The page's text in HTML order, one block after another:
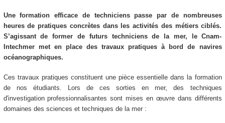
Une formation efficace de techniciens passe par de nombreuses
heures de pratiques concrètes dans les activités des métiers ciblés.
S’agissant de former de futurs techniciens de la mer, le Cnam-
Intechmer met en place des travaux pratiques à bord de navires
océanographiques.
Ces travaux pratiques constituent une pièce essentielle dans la formation
de nos étudiants. Lors de ces sorties en mer, des techniques
d'investigation professionnalisantes sont mises en œuvre dans différents
domaines des sciences et techniques de la mer :